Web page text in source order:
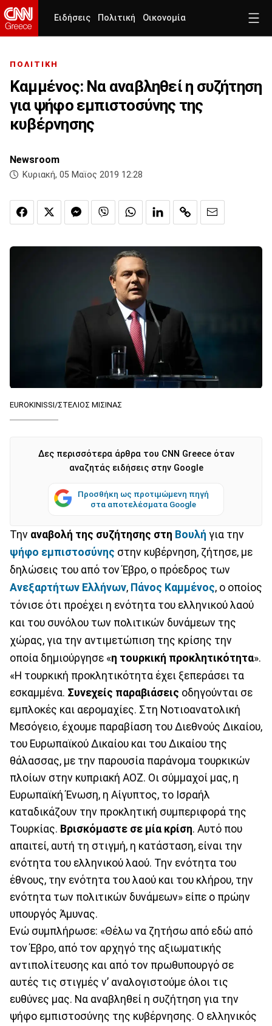
Ειδήσεις Πολιτική Οικονομία
ΠΟΛΙΤΙΚΗ
Καμμένος: Να αναβληθεί η συζήτηση
για ψήφο εμπιστοσύνης της
κυβέρνησης
Newsroom
Κυριακή, 05 Μαϊος 2019 12:28
EUROKINISSI/ΣΤΕΛΙΟΣ ΜΙΣΙΝΑΣ
Δες περισσότερα άρθρα του CNN Greece όταν
αναζητάς ειδήσεις στην Google
Προσθήκη ως προτιμώμενη πηγή
στα αποτελέσματα Google
Την αναβολή της συζήτησης στη Βουλή για την
ψήφο εμπιστοσύνης στην κυβέρνηση, ζήτησε, με
δηλώσεις του από τον Έβρο, ο πρόεδρος των
Ανεξαρτήτων Ελλήνων, Πάνος Καμμένος, ο οποίος
τόνισε ότι προέχει η ενότητα του ελληνικού λαού
και του συνόλου των πολιτικών δυνάμεων της
χώρας, για την αντιμετώπιση της κρίσης την
οποία δημιούργησε «η τουρκική προκλητικότητα».
«Η τουρκική προκλητικότητα έχει ξεπεράσει τα
εσκαμμένα. Συνεχείς παραβιάσεις οδηγούνται σε
εμπλοκές και αερομαχίες. Στη Νοτιοανατολική
Μεσόγειο, έχουμε παραβίαση του Διεθνούς Δικαίου,
του Ευρωπαϊκού Δικαίου και του Δικαίου της
θάλασσας, με την παρουσία παράνομα τουρκικών
πλοίων στην κυπριακή ΑΟΖ. Οι σύμμαχοί μας, η
Ευρωπαϊκή Ένωση, η Αίγυπτος, το Ισραήλ
καταδικάζουν την προκλητική συμπεριφορά της
Τουρκίας. Βρισκόμαστε σε μία κρίση. Αυτό που
απαιτεί, αυτή τη στιγμή, η κατάσταση, είναι την
ενότητα του ελληνικού λαού. Την ενότητα του
έθνους, την ενότητα του λαού και του κλήρου, την
ενότητα των πολιτικών δυνάμεων» είπε ο πρώην
υπουργός Άμυνας.
Ενώ συμπλήρωσε: «Θέλω να ζητήσω από εδώ από
τον Έβρο, από τον αρχηγό της αξιωματικής
αντιπολίτευσης και από τον πρωθυπουργό σε
αυτές τις στιγμές ν’ αναλογιστούμε όλοι τις
ευθύνες μας. Να αναβληθεί η συζήτηση για την
ψήφο εμπιστοσύνης της κυβέρνησης. Ο ελληνικός